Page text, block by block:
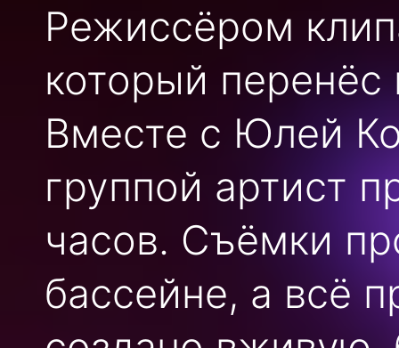
Режиссёром
который перенёс
Вместе с Юлей
группой артист
часов. Съёмки
бассейне, а всё